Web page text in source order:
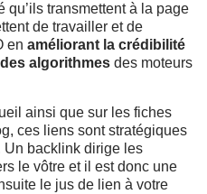
qu’ils transmettent à la page
de travailler et de
enaméliorant la crédibilité
algorithmes des moteurs
ainsi que sur les fiches
ces liens sont stratégiques
Un backlink dirige les
le vôtre et il est donc une
le jus de lien à votre